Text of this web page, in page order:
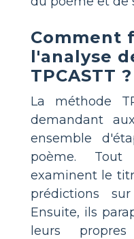
Comment
l'analyse
TPCASTT ?
La méthode
demandant
ensemble
poème.
examinent le
prédictions
Ensuite, ils
leurs